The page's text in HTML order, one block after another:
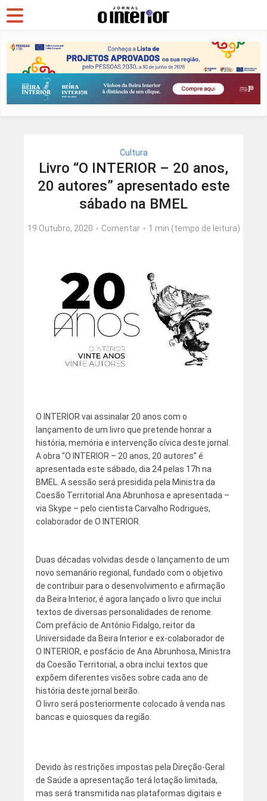
Cultura
Livro “O INTERIOR – 20 anos,
20 autores” apresentado este
sábado na BMEL
19 Outubro, 2020 Comentar 1 min (tempo de leitura)
O INTERIOR vai assinalar 20 anos com o
lançamento de um livro que pretende honrar a
história, memória e intervenção cívica deste jornal.
A obra “O INTERIOR – 20 anos, 20 autores” é
apresentada este sábado, dia 24 pelas 17h na
BMEL. A sessão será presidida pela Ministra da
Coesão Territorial Ana Abrunhosa e apresentada –
via Skype – pelo cientista Carvalho Rodrigues,
colaborador de O INTERIOR.
Duas décadas volvidas desde o lançamento de um
novo semanário regional, fundado com o objetivo
de contribuir para o desenvolvimento e afirmação
da Beira Interior, é agora lançado o livro que inclui
textos de diversas personalidades de renome.
Com prefácio de António Fidalgo, reitor da
Universidade da Beira Interior e ex-colaborador de
O INTERIOR, e posfácio de Ana Abrunhosa, Ministra
da Coesão Territorial, a obra inclui textos que
expõem diferentes visões sobre cada ano de
história deste jornal beirão.
O livro será posteriormente colocado à venda nas
bancas e quiosques da região.
Devido às restrições impostas pela Direção-Geral
de Saúde a apresentação terá lotação limitada,
mas será transmitida nas plataformas digitais e